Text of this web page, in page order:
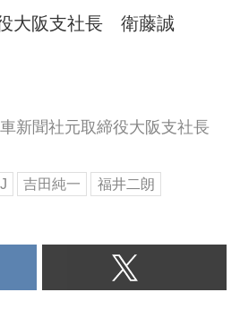
大阪支社長 衛藤誠
新聞社元取締役大阪支社長
吉田純一
福井二朗